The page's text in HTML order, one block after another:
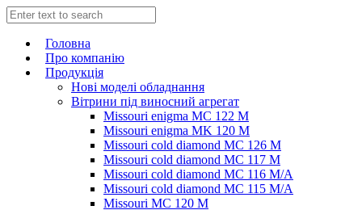
Головна
Про компанію
Продукція
Нові моделі обладнання
Вітрини під виносний агрегат
Missouri enigma MC 122 M
Missouri enigma MK 120 M
Missouri cold diamond MC 126 M
Missouri cold diamond MC 117 M
Missouri cold diamond MC 116 M/A
Missouri cold diamond MC 115 M/A
Missouri MC 120 M